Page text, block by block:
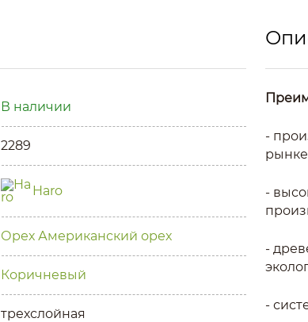
В наличии
2289
Haro
Орех Американский орех
Коричневый
трехслойная
-
-
-
-